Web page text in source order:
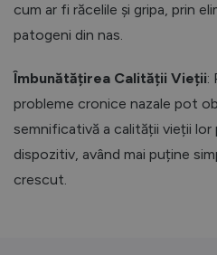
cum ar fi răcelile și gripa, prin
patogeni din nas.
Îmbunătățirea Calității Vieții:
probleme cronice nazale pot
semnificativă a calității vieții lor
dispozitiv, având mai puține
crescut.